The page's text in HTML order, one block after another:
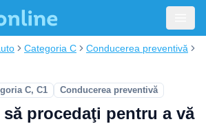
Categoria C
Conducerea preventivă
C, C1 Conducerea preventivă
procedaţi pentru a vă